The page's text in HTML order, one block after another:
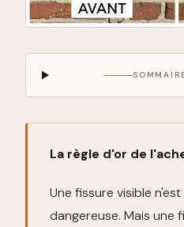
La règle d'or de
Une fissure visible
dangereuse. Mais une